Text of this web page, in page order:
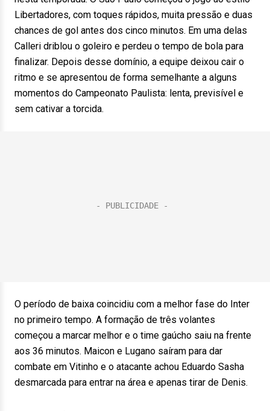
Libertadores, com toques rápidos, muita pressão e duas
chances de gol antes dos cinco minutos. Em uma delas
Calleri driblou o goleiro e perdeu o tempo de bola para
finalizar. Depois desse domínio, a equipe deixou cair o
ritmo e se apresentou de forma semelhante a alguns
momentos do Campeonato Paulista: lenta, previsível e
sem cativar a torcida.
O período de baixa coincidiu com a melhor fase do Inter
no primeiro tempo. A formação de três volantes
começou a marcar melhor e o time gaúcho saiu na frente
aos 36 minutos. Maicon e Lugano saíram para dar
combate em Vitinho e o atacante achou Eduardo Sasha
desmarcada para entrar na área e apenas tirar de Denis.